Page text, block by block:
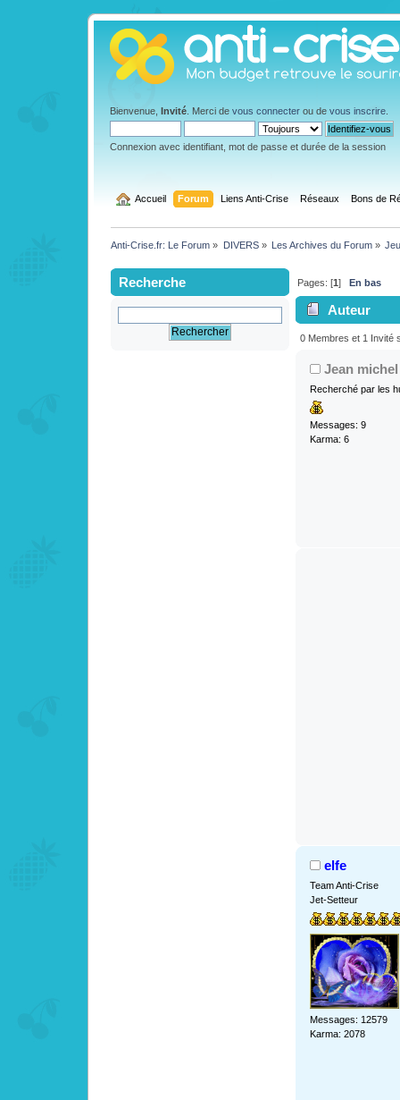
Bienvenue, Invité . Merci de vous connecter ou de vous inscrire
Connexion avec identifiant, mot de passe et durée de la session
Accueil Forum Liens Anti-Crise Réseaux Bons de
Anti-Crise.fr: Le Forum » DIVERS» Les Archives du Forum»
Recherche Pages: [1]En bas
Auteur
fois)
0 Membres et 1 Invité
Jean
Recherché par les
Messages: 9
Karma: 6
elfe
Team Anti-Crise
Jet-Setteur
Messages: 12579
Karma: 2078